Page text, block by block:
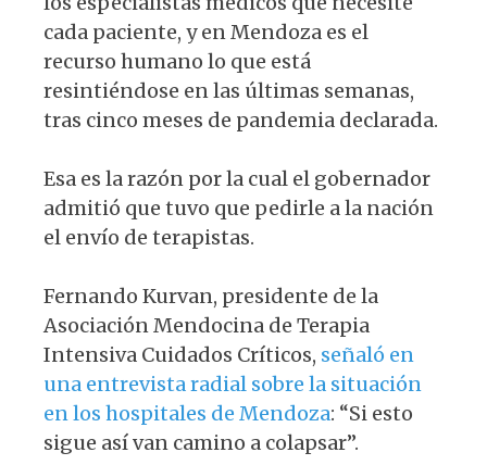
cada paciente, y en Mendoza es el
recurso humano lo que está
resintiéndose en las últimas semanas,
tras cinco meses de pandemia declarada.
Esa es la razón por la cual el gobernador
admitió que tuvo que pedirle a la nación
el envío de terapistas.
Fernando Kurvan, presidente de la
Asociación Mendocina de Terapia
Intensiva Cuidados Críticos, señaló en
una entrevista radial sobre la situación
en los hospitales de Mendoza: “Si esto
sigue así van camino a colapsar”.